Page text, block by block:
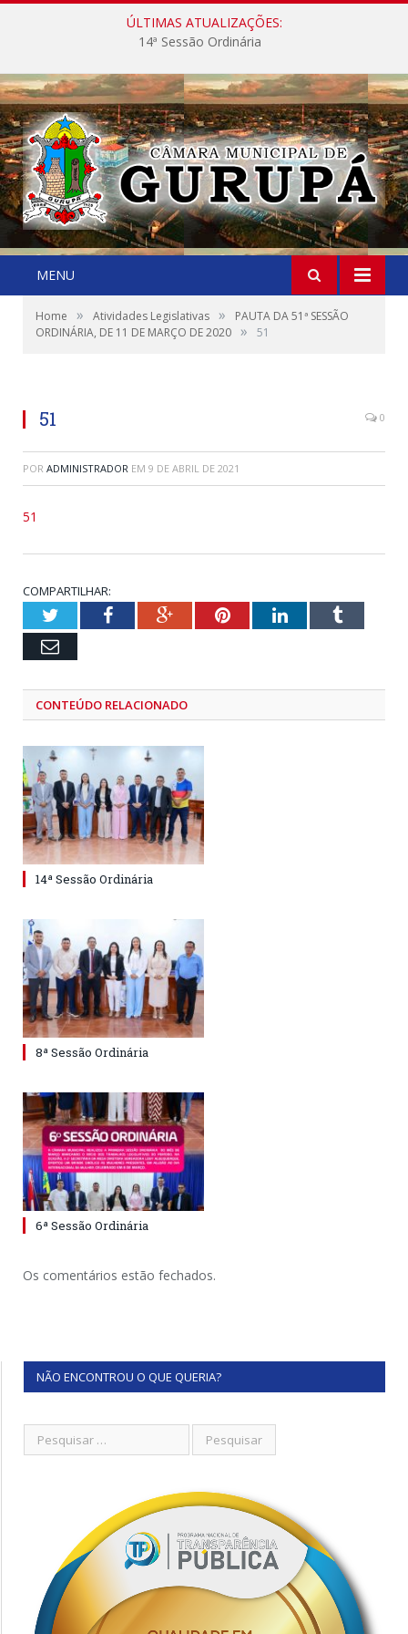
ÚLTIMAS ATUALIZAÇÕES:
14ª Sessão Ordinária
MENU
Home » Atividades Legislativas »
PAUTA DA 51ª SESSÃO
ORDINÁRIA, DE 11 DE MARÇO DE 2020 » 51
51 0
POR ADMINISTRADOR EM 9 DE ABRIL DE 2021
51
COMPARTILHAR:
TwitterFacebookGoogle+PinterestLinkedInTumblr
Email
CONTEÚDO RELACIONADO
14ª Sessão Ordinária
8ª Sessão Ordinária
6ª Sessão Ordinária
Os comentários estão fechados.
NÃO ENCONTROU O QUE QUERIA?